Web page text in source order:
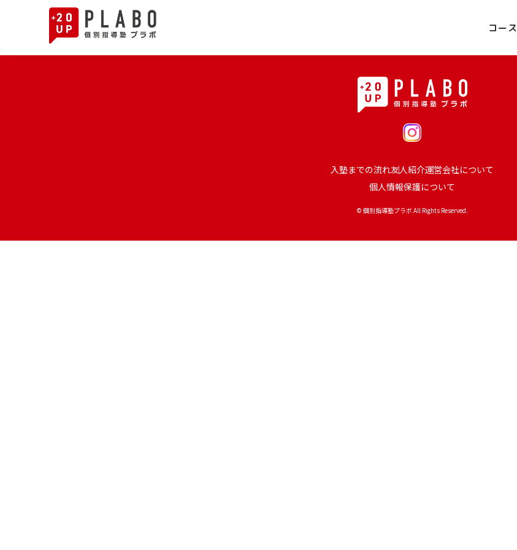
コース
入塾までの流れ友人紹介運営会社について
個人情報保護について
© 個別指導塾プラボ All Rights Reserved.